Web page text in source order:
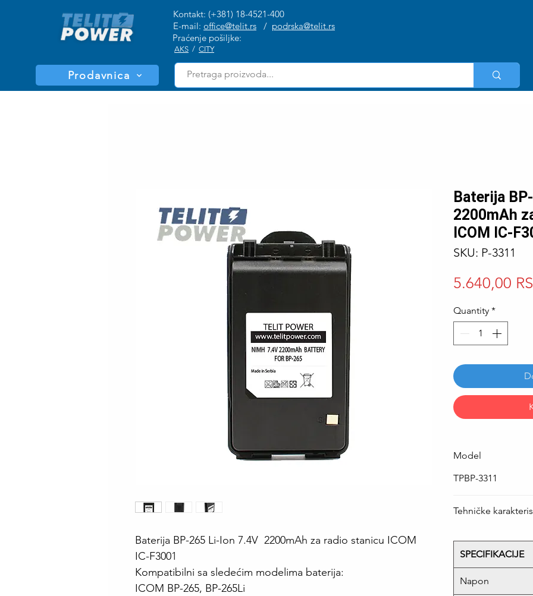
Kontakt: (+381) 18-4521-400
E-mail: office@telit.rs / podrska@telit.rs
Praćenje pošiljke:
AKS / CITY
Prodavnica
Baterija BP-265 Li-Ion 7.4V 2200mAh za radio stanicu ICOM
IC-F3001
Kompatibilni sa sledećim modelima baterija:
ICOM BP-265, BP-265Li
Baterija
2200mAh
ICOM IC-
SKU: P-3311
5.640,00
Quantity *
Model
TPBP-3311
Tehničke
SPECIFIKACIJE
Napon